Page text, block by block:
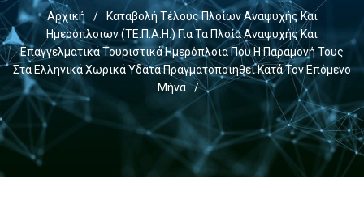
Αρχική /
Καταβολή Τέλους Πλοίων Αναψυχής Και
Ημερόπλοιων (ΤΕ.Π.Α.Η.) Για Τα Πλοία Αναψυχής Και
Επαγγελματικά Τουριστικά Ημερόπλοια Που Η Παραμονή Τους
Στα Ελληνικά Χωρικά Ύδατα Πραγματοποιηθεί Κατά Τον Επόμενο
Μήνα
/